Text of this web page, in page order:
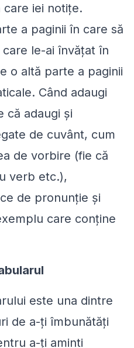
care iei notițe.
a paginii în care să
le-ai învățat în
o altă parte a paginii
Când adaugi
că adaugi și
de cuvânt, cum
de vorbire (fie că
verb etc.),
de pronunție și
care conține
este una dintre
de a-ți îmbunătăți
a-ți aminti